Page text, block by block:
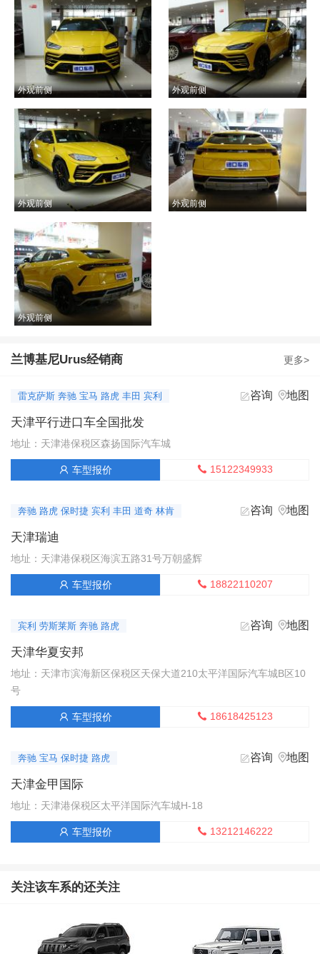
外观前侧 外观前侧
外观前侧 外观前侧
外观前侧
兰博基尼Urus经销商 更多>
雷克萨斯 奔驰 宝马 路虎 丰田 宾利 咨询 地图
天津平行进口车全国批发
地址：天津港保税区森扬国际汽车城
 车型报价  15122349933
奔驰 路虎 保时捷 宾利 丰田 道奇 林肯 咨询 地图
天津瑞迪
地址：天津港保税区海滨五路31号万朝盛辉
 车型报价  18822110207
宾利 劳斯莱斯 奔驰 路虎 咨询 地图
天津华夏安邦
地址：天津市滨海新区保税区天保大道210太平洋国际汽车城B区10
号
 车型报价  18618425123
奔驰 宝马 保时捷 路虎 咨询 地图
天津金甲国际
地址：天津港保税区太平洋国际汽车城H-18
 车型报价  13212146222
关注该车系的还关注